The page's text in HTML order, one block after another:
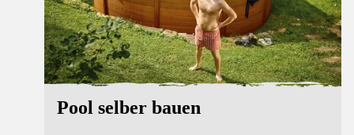
Pool selber bauen